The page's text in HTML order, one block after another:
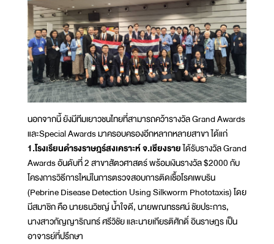
นอกจากนี้ ยังมีทีมเยาวชนไทยที่สามารถคว้ารางวัล Grand Awards
และSpecial Awards มาครอบครองอีกหลากหลายสาขา ได้แก่
1.โรงเรียนดำรงราษฎร์สงเคราะห์ จ.เชียงรายได้รับรางวัล Grand
Awards อันดับที่ 2 สาขาสัตวศาสตร์ พร้อมเงินรางวัล $2000 กับ
โครงการวิธีการใหม่ในการตรวจสอบการติดเชื้อโรคเพบริน
(Pebrine Disease Detection Using Silkworm Phototaxis) โดย
มีสมาชิก คือ นายธนวิชญ์ น้ำใจดี, นายพณทรรศน์ ชัยประการ,
นางสาวกัญญาริณทร์ ศรีวิชัย และนายเกียรติศักดิ์ อินราษฎร เป็น
อาจารย์ที่ปรึกษา